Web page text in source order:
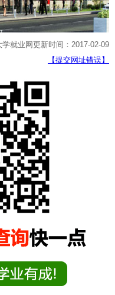
就业网更新时间：2017-02-09
【提交网址错误】